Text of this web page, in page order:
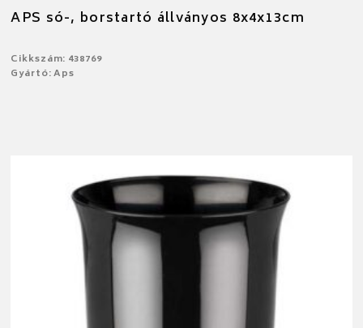
APS só-, borstartó állványos 8x4x13cm
Cikkszám: 438769
Gyártó: Aps